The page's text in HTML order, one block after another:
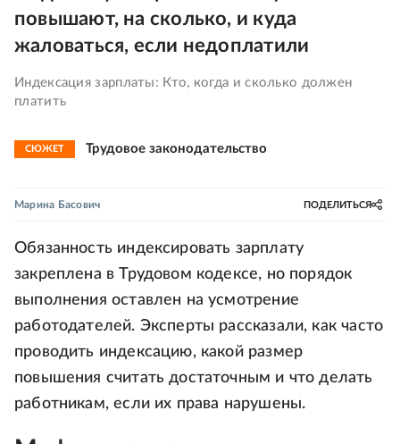
повышают, на сколько, и куда
жаловаться, если недоплатили
Индексация зарплаты: Кто, когда и сколько должен
платить
СЮЖЕТ Трудовое законодательство
Марина Басович ПОДЕЛИТЬСЯ
Обязанность индексировать зарплату
закреплена в Трудовом кодексе, но порядок
выполнения оставлен на усмотрение
работодателей. Эксперты рассказали, как часто
проводить индексацию, какой размер
повышения считать достаточным и что делать
работникам, если их права нарушены.